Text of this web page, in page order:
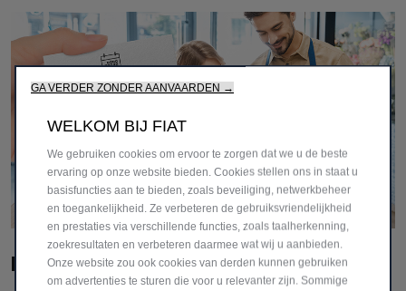
RESERVEER ONLINE
GA VERDER ZONDER AANVAARDEN →
WELKOM BIJ FIAT
We gebruiken cookies om ervoor te zorgen dat we u de beste
ervaring op onze website bieden. Cookies stellen ons in staat u
basisfuncties aan te bieden, zoals beveiliging, netwerkbeheer
en toegankelijkheid. Ze verbeteren de gebruiksvriendelijkheid
en prestaties via verschillende functies, zoals taalherkenning,
zoekresultaten en verbeteren daarmee wat wij u aanbieden.
Onze website zou ook cookies van derden kunnen gebruiken
om advertenties te sturen die voor u relevanter zijn. Sommige